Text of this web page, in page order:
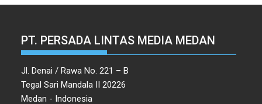
PT. PERSADA LINTAS MEDIA MEDAN
Jl. Denai / Rawa No. 221 – B
Tegal Sari Mandala II 20226
Medan - Indonesia